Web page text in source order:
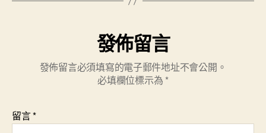
發佈留言
發佈留言必須填寫的電子郵件地址不會公開。
必填欄位標示為 *
留言*